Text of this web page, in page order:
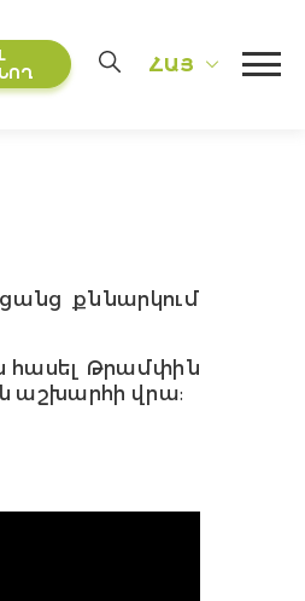
ՀԱՅ
քննարկում
հասել Թրամփին
աշխարհի վրա: